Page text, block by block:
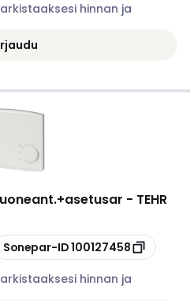
hinnan ja
- TEHR
Sonepar-ID100127458
hinnan ja